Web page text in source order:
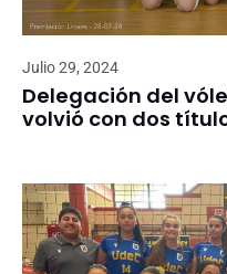
Julio 29, 2024
Delegación del
volvió con dos